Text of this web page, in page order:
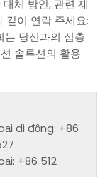
체 방안, 관련 제
같이 연락 주세요:
는 당신과의 심층
솔루션의 활용
di động: +86
+86 512